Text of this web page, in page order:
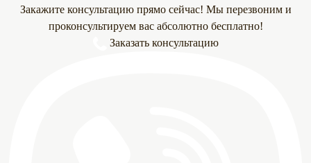
Закажите консультацию прямо сейчас! Мы перезвоним и
проконсультируем вас абсолютно бесплатно!
Заказать консультацию